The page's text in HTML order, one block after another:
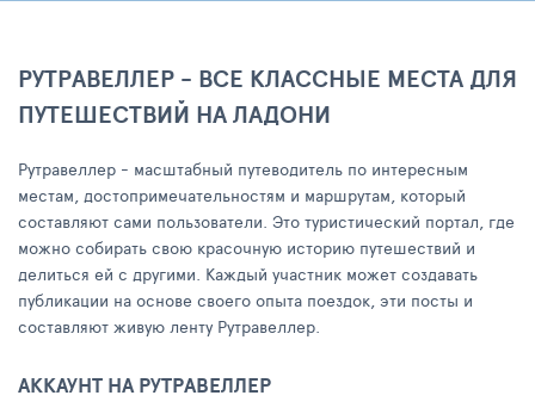
РУТРАВЕЛЛЕР - ВСЕ КЛАССНЫЕ МЕСТА ДЛЯ
ПУТЕШЕСТВИЙ НА ЛАДОНИ
Рутравеллер - масштабный путеводитель по интересным
местам, достопримечательностям и маршрутам, который
составляют сами пользователи. Это туристический портал, где
можно собирать свою красочную историю путешествий и
делиться ей с другими. Каждый участник может создавать
публикации на основе своего опыта поездок, эти посты и
составляют живую ленту Рутравеллер.
АККАУНТ НА РУТРАВЕЛЛЕР